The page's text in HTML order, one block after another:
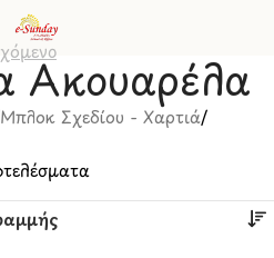
Ακουαρέλα
Μπλοκ Σχεδίου - Χαρτιά/